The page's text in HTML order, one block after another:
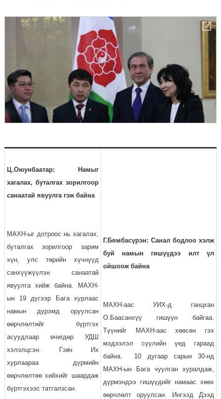
Ц.Оюунбаатар: Намыг
хагалах, буталгах зорилгоор
санаатай явуулга гэж байна
МАХН-ыг дотроос нь хагалах,
буталгах зорилгоор зарим
хүн, улс төрийн хүчнүүд
санхүүжүүлэн санаатай
явуулга хийж байна. МАХН-
ын 19 дүгээр Бага хурлаас
намын дүрэмд оруулсан
өөрчлөлтийг бүртгэх
асуудлаар өчигдөр УДШ
хэлэлцсэн. Гэвч Их
хурлаараа дүрмийн
өөрчлөлтөө хийхийг шаардаж
бүртгэхээс татгалзсан.
Г.Бямбасүрэн: Санал бодлоо хэлж
буй намын гишүүдээ илт үл
ойшоож байна
МАХН-аас УИХ-д ганцхан
О.Баасанхүү гишүүн байгаа.
Түүнийг МАХН-аас хөөсөн гэх
мэдээлэл сүүлийн үед гараад
байна. 10 дугаар сарын 30-нд
МАХН-ын Бага чуулган хуралдаж,
дүрмэндээ гишүүдийг намаас хөөх
өөрчлөлт оруулсан. Ингээд Дээд